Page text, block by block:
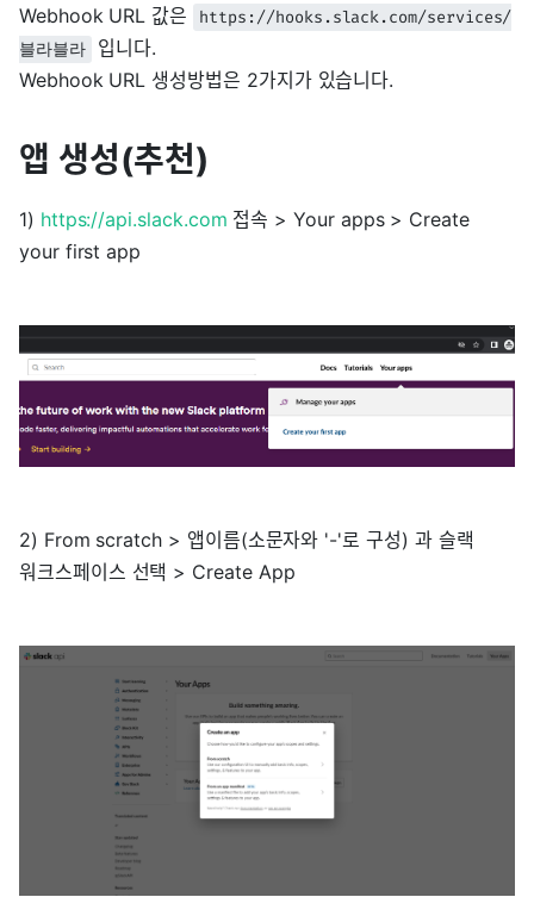
Webhook URL 값은
https://hooks.slack.com/services/
블라블라
입니다.
Webhook URL 생성방법은 2가지가 있습니다.
앱 생성(추천)
1) https://api.slack.com 접속 > Your apps > Create
your first app
2) From scratch > 앱이름(소문자와 '-'로 구성) 과 슬랙
워크스페이스 선택 > Create App